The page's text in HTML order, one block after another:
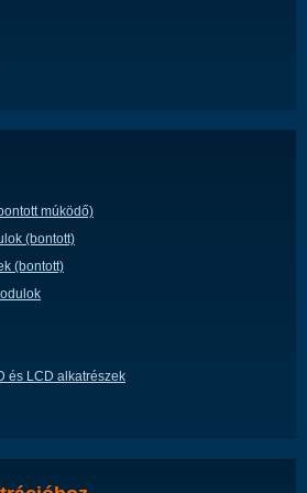
múködő)
(bontott)
(bontott)
és LCD alkatrészek